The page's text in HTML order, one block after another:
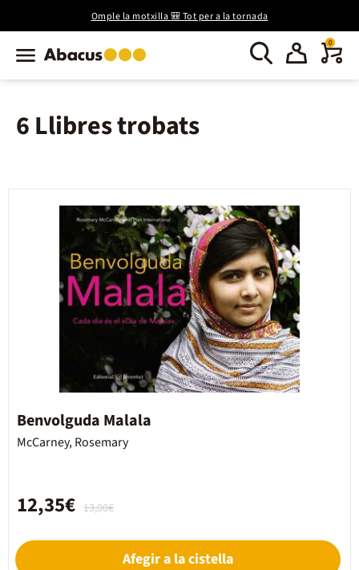
Omple la motxilla 🎒 Tot per a la tornada
0
6 Llibres trobats
Benvolguda Malala
McCarney, Rosemary
13,00€
12,35€
Afegir a la cistella